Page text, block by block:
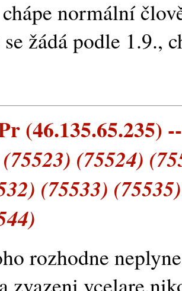
normální
žádá podle 1.9.,
(46.135.65.235)
(75524)
(75533)
rozhodne
zvazeni